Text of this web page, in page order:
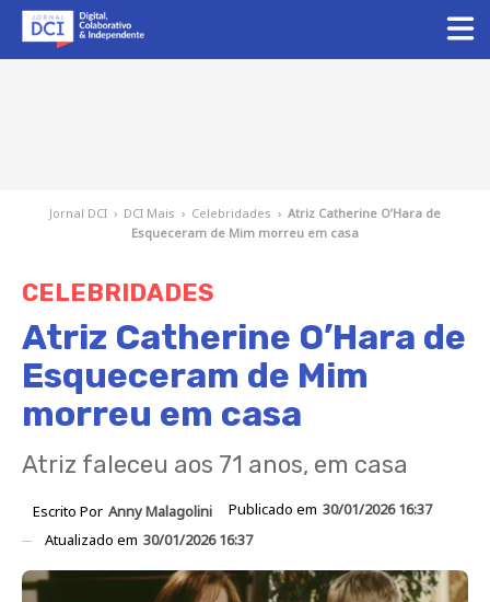
Jornal DCI › DCI Mais › Celebridades › Atriz Catherine O’Hara de
Esqueceram de Mim morreu em casa
CELEBRIDADES
Atriz Catherine O’Hara de
Esqueceram de Mim
morreu em casa
Atriz faleceu aos 71 anos, em casa
Escrito Por Anny Malagolini Publicado em 30/01/2026 16:37
Atualizado em 30/01/2026 16:37